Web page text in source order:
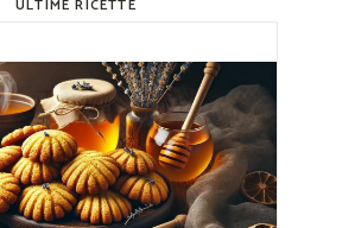
ULTIME RICETTE